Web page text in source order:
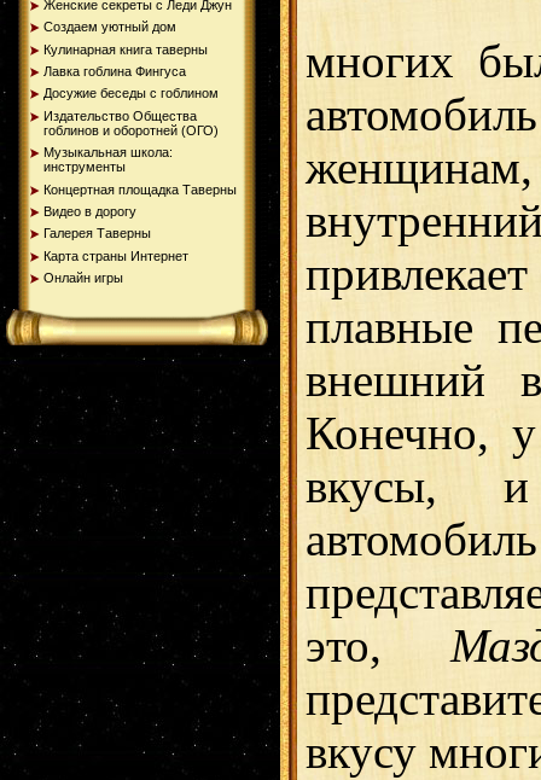
Женские секреты с Леди Джун
Создаем уютный дом
Кулинарная книга таверны
Лавка гоблина Фингуса
Досужие беседы с гоблином
Издательство Общества
гоблинов и оборотней (ОГО)
Музыкальная школа:
инструменты
Концертная площадка Таверны
Видео в дорогу
Галерея Таверны
Карта страны Интернет
Онлайн игры
многих
плавные
внешний
Конечно,
вкусы, и
это,
вкусу